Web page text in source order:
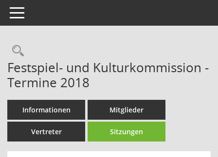
Toggle navigation
Rechercheauswahl
Festspiel- und Kulturkommission -
Termine 2018
Informationen Mitglieder
Vertreter Sitzungen